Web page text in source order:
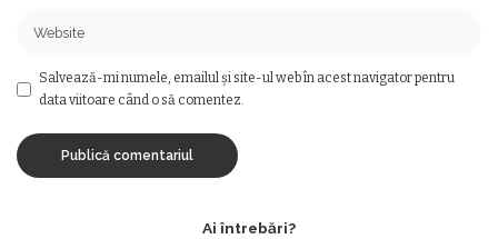
Salvează-mi numele, emailul și site-ul web în acest navigator pentru
data viitoare când o să comentez.
Ai întrebări?